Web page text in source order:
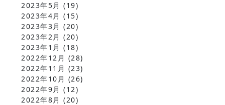
2023年5月 (19)
2023年4月 (15)
2023年3月 (20)
2023年2月 (20)
2023年1月 (18)
2022年12月 (28)
2022年11月 (23)
2022年10月 (26)
2022年9月 (12)
2022年8月 (20)